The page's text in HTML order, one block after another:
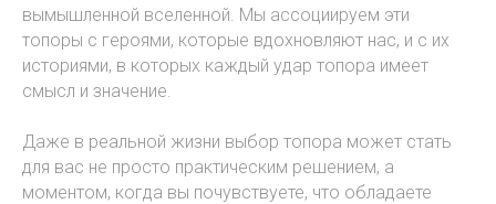
вымышленной вселенной. Мы ассоциируем эти
топоры с героями, которые вдохновляют нас, и с их
историями, в которых каждый удар топора имеет
смысл и значение.
Даже в реальной жизни выбор топора может стать
для вас не просто практическим решением, а
моментом, когда вы почувствуете, что обладаете